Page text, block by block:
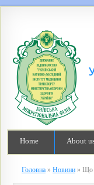
Home About
Головна » Новини » Що